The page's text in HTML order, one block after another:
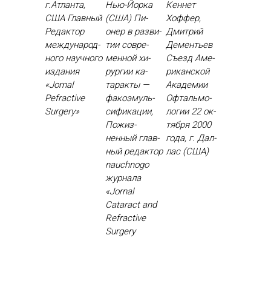
г.Атланта,
США Глав­ный
Ре­дак­тор
меж­ду­народ­
но­го на­уч­но­го
из­да­ния
«Jornal
Рefractive
Surgery»
Нью-Йорка
(США) Пи­
онер в раз­ви­
тии сов­ре­
мен­ной хи­
рур­гии ка­
тарак­ты —
фа­ко­эмуль­
си­фика­ции,
По­жиз­
ненный глав­
ный ре­дак­тор
nauchnogo
жур­на­ла
«Jornal
Cataract and
Refractive
Surgery
Кеннет
Хоффер,
Дмитрий
Дементьев
Съ­езд Аме­
рикан­ской
Ака­демии
Оф­таль­мо­
логии 22 ок­
тября 2000
го­да, г. Дал­
лас (США)